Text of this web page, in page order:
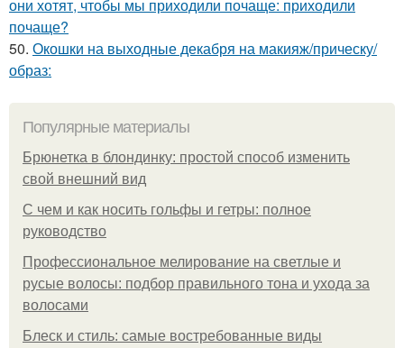
они хотят, чтобы мы приходили почаще: приходили
почаще?
50. Окошки на выходные декабря на макияж/прическу/
образ:
Популярные материалы
Брюнетка в блондинку: простой способ изменить
свой внешний вид
С чем и как носить гольфы и гетры: полное
руководство
Профессиональное мелирование на светлые и
русые волосы: подбор правильного тона и ухода за
волосами
Блеск и стиль: самые востребованные виды